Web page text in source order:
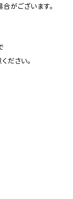
がございます。
ださい。